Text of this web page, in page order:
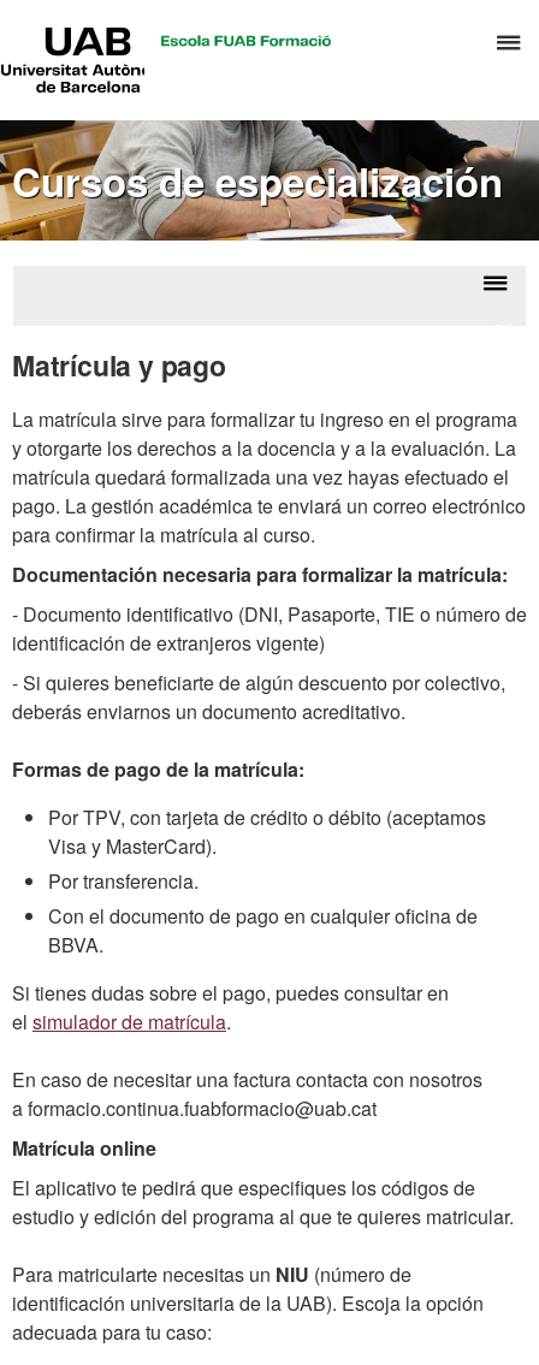
el
Universitat
Barcelona
Cursos de especialización
Matrícula y pago
La matrícula sirve para formalizar tu ingreso en el programa
y otorgarte los derechos a la docencia y a la evaluación. La
matrícula quedará formalizada una vez hayas efectuado el
pago. La gestión académica te enviará un correo electrónico
para confirmar la matrícula al curso.
Documentación necesaria para formalizar la matrícula:
- Documento identificativo (DNI, Pasaporte, TIE o número de
identificación de extranjeros vigente)
- Si quieres beneficiarte de algún descuento por colectivo,
deberás enviarnos un documento acreditativo.
Formas de pago de la matrícula:
Por TPV, con tarjeta de crédito o débito (aceptamos
Visa y MasterCard).
Por transferencia.
Con el documento de pago en cualquier oficina de
BBVA.
Si tienes dudas sobre el pago, puedes consultar en
el simulador de matrícula.
En caso de necesitar una factura contacta con nosotros
a formacio.continua.fuabformacio@uab.cat
Matrícula online
El aplicativo te pedirá que especifiques los códigos de
estudio y edición del programa al que te quieres matricular.
Para matricularte necesitas un NIU (número de
identificación universitaria de la UAB). Escoja la opción
adecuada para tu caso: